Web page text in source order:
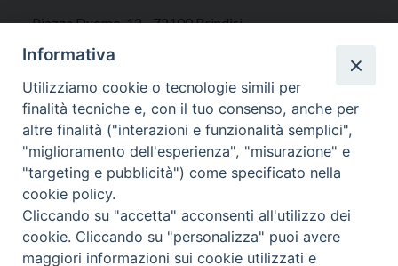
Piazza Duomo, 12 - 72100 Brindisi
Tel 0831.521958
Fax 0831.528315
Orari Curia
Mar. / Mer. / Giov. ore 9 - 13
nei mesi estivi solo Martedì ore 9 - 13
WebMail
Informativa
Utilizziamo cookie o tecnologie simili per
finalità tecniche e, con il tuo consenso, anche per
altre finalità ("interazioni e funzionalità semplici",
"miglioramento dell'esperienza", "misurazione" e
"targeting e pubblicità") come specificato nella
cookie policy.
Cliccando su "accetta" acconsenti all'utilizzo dei
cookie. Cliccando su "personalizza" puoi avere
maggiori informazioni sui cookie utilizzati e